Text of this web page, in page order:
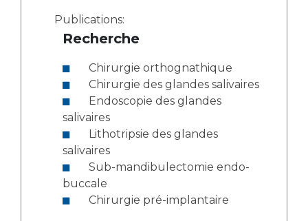
Publications:
Recherche
Chirurgie orthognathique
Chirurgie des glandes salivaires
salivaires
salivaires
buccale
Chirurgie pré-implantaire